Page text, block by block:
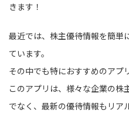
きます！
最近では、株主優待情報を簡単
ています。
その中でも特におすすめのアプ
このアプリは、様々な企業の株
でなく、最新の優待情報もリア